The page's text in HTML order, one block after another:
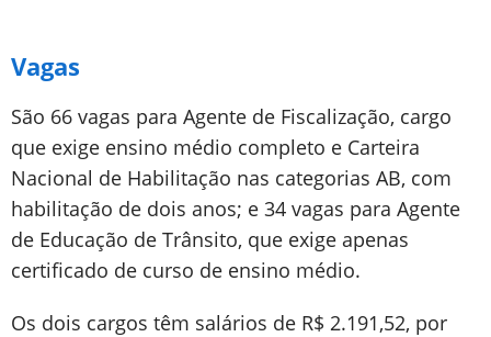
Vagas
São 66 vagas para Agente de Fiscalização, cargo
que exige ensino médio completo e Carteira
Nacional de Habilitação nas categorias AB, com
habilitação de dois anos; e 34 vagas para Agente
de Educação de Trânsito, que exige apenas
certificado de curso de ensino médio.
Os dois cargos têm salários de R$ 2.191,52, por